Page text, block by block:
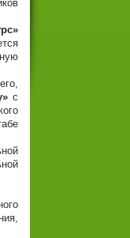
с